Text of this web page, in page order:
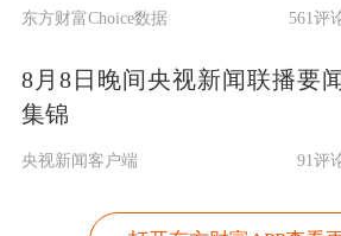
东方财富Choice数据 561评
8月8日晚间央视新闻联播要
集锦
央视新闻客户端 91评